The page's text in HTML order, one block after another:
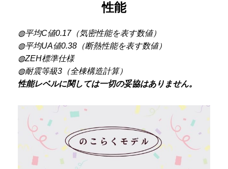
性能
◍平均C値0.17（気密性能を表す数値）
◍平均UA値0.38（断熱性能を表す数値）
◍ZEH標準仕様
◍耐震等級3（全棟構造計算）
性能レベルに関しては一切の妥協はありません。